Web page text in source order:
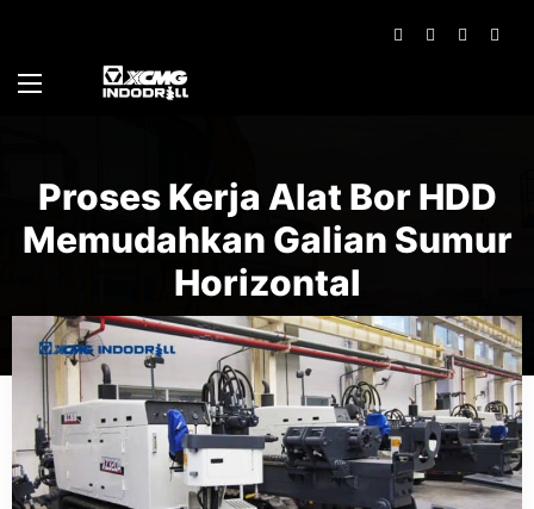
Proses Kerja Alat Bor HDD
Memudahkan Galian Sumur
Horizontal